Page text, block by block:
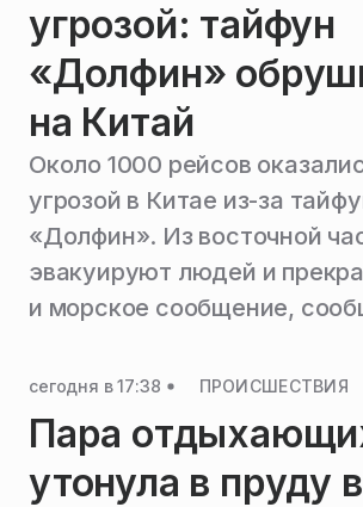
угрозой: тайфун
«Долфин»
на Китай
Около 1000 рейсов
угрозой в Китае из-за
«Долфин». Из восточной
эвакуируют людей и
и морское сообщение,
сегодня в 17:38 ПРОИСШЕСТВИЯ
Пара
утонула в пруду